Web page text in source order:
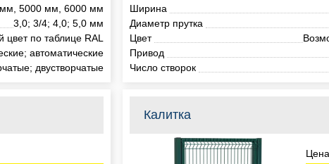
5000 мм, 6000 мм
3,0; 3/4; 4,0; 5,0 мм
по таблице RAL
автоматические
двустворчатые
Ширина
Диаметр прутка
Цвет
Привод
Число створок
Калитка